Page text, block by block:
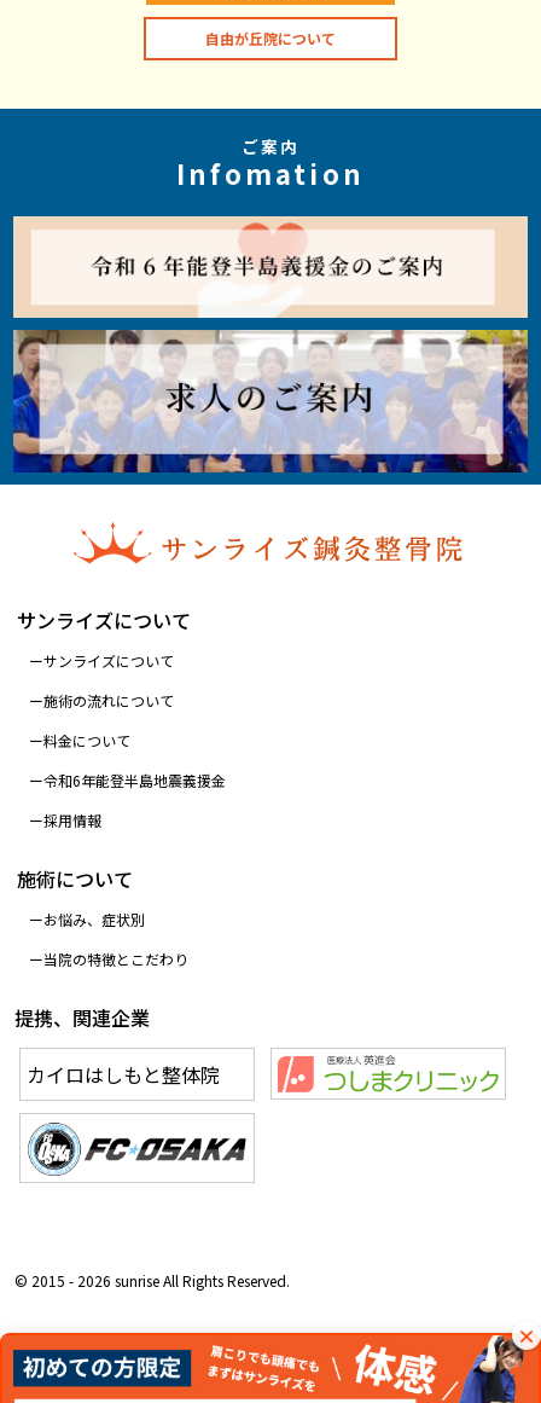
自由が丘院について
ご案内
Infomation
サンライズについて
サンライズについて
施術の流れについて
料金について
令和6年能登半島地震義援金
採用情報
施術について
お悩み、症状別
当院の特徴とこだわり
提携、関連企業
カイロはしもと整体院
© 2015 - 2026 sunrise All Rights Reserved.
×